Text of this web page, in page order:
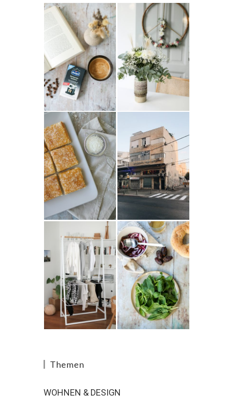
Themen
WOHNEN & DESIGN